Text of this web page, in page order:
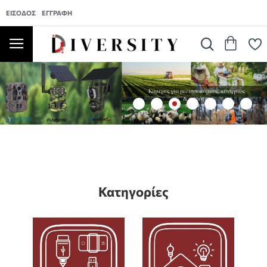
ΕΊΣΟΔΟΣ ΕΓΓΡΑΦΉ
Κατηγορίες